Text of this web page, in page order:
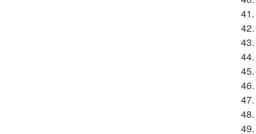
41.
42.
43.
44.
45.
46.
47.
48.
49.